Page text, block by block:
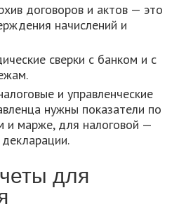
договоров и актов — это
начислений и
сверки с банком и с
и управленческие
нужны показатели по
и марже, для налоговой —
для